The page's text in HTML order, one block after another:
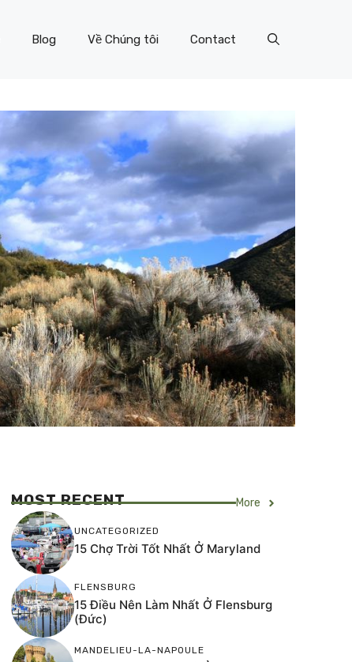
Blog Về Chúng tôi Contact
MOST RECENT More
UNCATEGORIZED
15 Chợ Trời Tốt Nhất Ở Maryland
FLENSBURG
15 Điều Nên Làm Nhất Ở Flensburg
(Đức)
MANDELIEU-LA-NAPOULE